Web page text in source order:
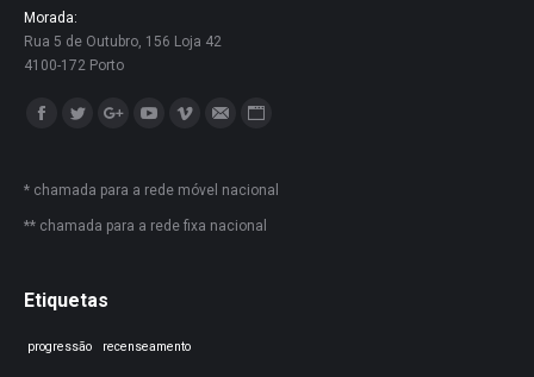
Morada:
Rua 5 de Outubro, 156 Loja 42
4100-172 Porto
Encontre-nos em:
* chamada para a rede móvel nacional
** chamada para a rede fixa nacional
Etiquetas
progressão recenseamento